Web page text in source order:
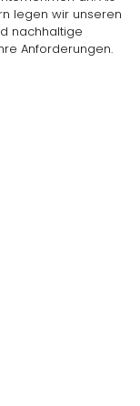
legen wir unseren
nachhaltige
Anforderungen.